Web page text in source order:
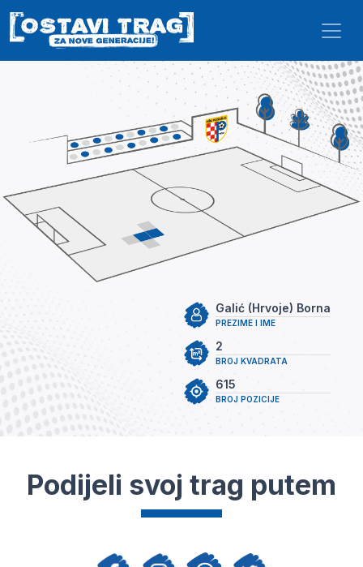
Skip to main content
PREZIME I IME
Galić (Hrvoje) Borna
BROJ KVADRATA
2
BROJ POZICIJE
615
Podijeli svoj trag putem